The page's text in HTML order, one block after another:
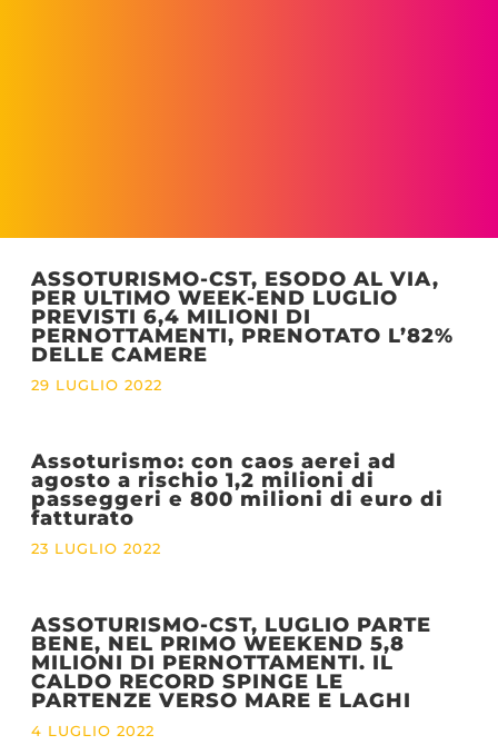
ASSOTURISMO-CST, ESODO AL VIA,
PER ULTIMO WEEK-END LUGLIO
PREVISTI 6,4 MILIONI DI
PERNOTTAMENTI, PRENOTATO L’82%
DELLE CAMERE
29 LUGLIO 2022
Assoturismo: con caos aerei ad
agosto a rischio 1,2 milioni di
passeggeri e 800 milioni di euro di
fatturato
23 LUGLIO 2022
ASSOTURISMO-CST, LUGLIO PARTE
BENE, NEL PRIMO WEEKEND 5,8
MILIONI DI PERNOTTAMENTI. IL
CALDO RECORD SPINGE LE
PARTENZE VERSO MARE E LAGHI
4 LUGLIO 2022